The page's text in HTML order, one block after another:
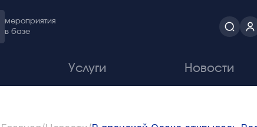
мероприятия
в базе
Услуги Новости